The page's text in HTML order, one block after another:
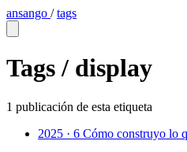
ansango /tags
Tags / display
1 publicación de esta etiqueta
2025 · 6 Cómo construyo lo